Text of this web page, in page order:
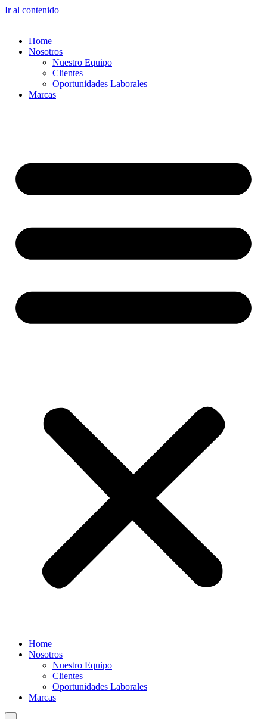
Ir al contenido
Home
Nosotros
Nuestro Equipo
Clientes
Oportunidades Laborales
Marcas
Home
Nosotros
Nuestro Equipo
Clientes
Oportunidades Laborales
Marcas